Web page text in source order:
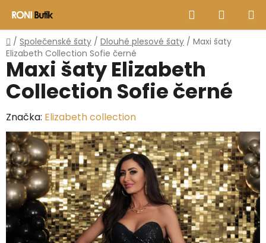
obsah
Hledat
KOŠÍK
Domů
/ Společenské šaty / Dlouhé plesové šaty / Maxi šaty
Elizabeth Collection Sofie černé
Maxi šaty Elizabeth
Collection Sofie černé
Značka: Elizabeth collection